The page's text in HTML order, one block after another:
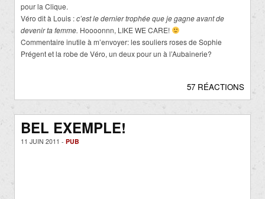
pour la Clique.
Véro dit à Louis :c’est le dernier trophée que je gagne avant de
devenir ta femme. Hoooonnn, LIKE WE CARE!
Commentaire inutile à m’envoyer: les souliers roses de Sophie
Prégent et la robe de Véro, un deux pour un à l’Aubainerie?
57 RÉACTIONS
BEL EXEMPLE!
11 JUIN 2011 - PUB